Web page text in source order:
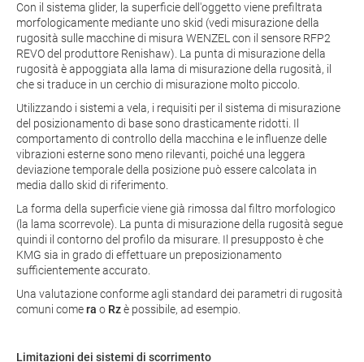
Con il sistema glider, la superficie dell'oggetto viene prefiltrata
morfologicamente mediante uno skid (vedi misurazione della
rugosità sulle macchine di misura WENZEL con il sensore RFP2
REVO del produttore Renishaw). La punta di misurazione della
rugosità è appoggiata alla lama di misurazione della rugosità, il
che si traduce in un cerchio di misurazione molto piccolo.
Utilizzando i sistemi a vela, i requisiti per il sistema di misurazione
del posizionamento di base sono drasticamente ridotti. Il
comportamento di controllo della macchina e le influenze delle
vibrazioni esterne sono meno rilevanti, poiché una leggera
deviazione temporale della posizione può essere calcolata in
media dallo skid di riferimento.
La forma della superficie viene già rimossa dal filtro morfologico
(la lama scorrevole). La punta di misurazione della rugosità segue
quindi il contorno del profilo da misurare. Il presupposto è che
KMG sia in grado di effettuare un preposizionamento
sufficientemente accurato.
Una valutazione conforme agli standard dei parametri di rugosità
comuni comera o Rzè possibile, ad esempio.
Limitazioni dei sistemi di scorrimento